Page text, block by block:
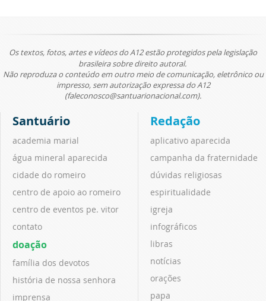
Os textos, fotos, artes e vídeos do A12 estão protegidos pela legislação
brasileira sobre direito autoral.
Não reproduza o conteúdo em outro meio de comunicação, eletrônico ou
impresso, sem autorização expressa do A12
(faleconosco@santuarionacional.com).
Santuário
academia marial
água mineral aparecida
cidade do romeiro
centro de apoio ao romeiro
centro de eventos pe. vitor
contato
doação
família dos devotos
história de nossa senhora
imprensa
Redação
aplicativo aparecida
campanha da fraternidade
dúvidas religiosas
espiritualidade
igreja
infográficos
libras
notícias
orações
papa